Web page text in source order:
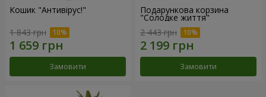
Кошик "Антивірус!"
1 843 грн
Замовити
Подарункова корзина
"Солодке життя"
2 443 грн
Замовити